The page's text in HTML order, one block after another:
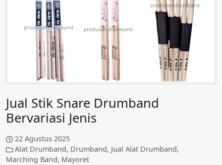
Jual Stik Snare Drumband
Bervariasi Jenis
22 Agustus 2025
Alat Drumband, Drumband, Jual Alat Drumband,
Marching Band, Mayoret